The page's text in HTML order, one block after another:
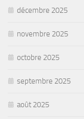
décembre 2025
novembre 2025
octobre 2025
septembre 2025
août 2025